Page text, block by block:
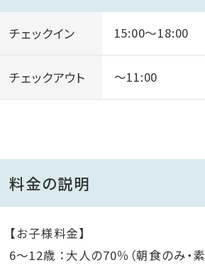
チェックイン 15:00～18:00
チェックアウト ～11:00
料金の説明
【お子様料金】
6～12歳 ：大人の70％（朝食のみ・素